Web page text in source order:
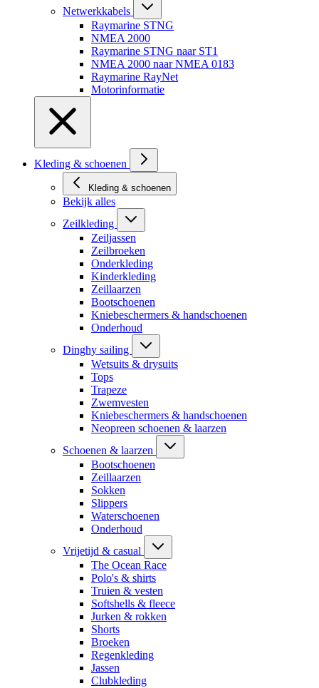
Netwerkkabels
Raymarine STNG
NMEA 2000
Raymarine STNG naar ST1
NMEA 2000 naar NMEA 0183
Raymarine RayNet
Motorinformatie
Kleding & schoenen
Kleding & schoenen
Bekijk alles
Zeilkleding
Zeiljassen
Zeilbroeken
Onderkleding
Kinderkleding
Zeillaarzen
Bootschoenen
Kniebeschermers & handschoenen
Onderhoud
Dinghy sailing
Wetsuits & drysuits
Tops
Trapeze
Zwemvesten
Kniebeschermers & handschoenen
Neopreen schoenen & laarzen
Schoenen & laarzen
Bootschoenen
Zeillaarzen
Sokken
Slippers
Waterschoenen
Onderhoud
Vrijetijd & casual
The Ocean Race
Polo's & shirts
Truien & vesten
Softshells & fleece
Jurken & rokken
Shorts
Broeken
Regenkleding
Jassen
Clubkleding